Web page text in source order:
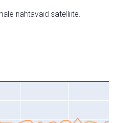
nähtavaid satelliite.